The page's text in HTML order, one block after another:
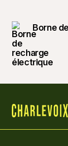
Borne